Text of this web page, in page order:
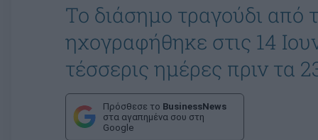
Το διάσημο τραγούδι από
ηχογραφήθηκε στις 14
τέσσερις ημέρες πριν τα
Πρόσθεσε το BusinessNews
στα αγαπημένα σου στη
Google